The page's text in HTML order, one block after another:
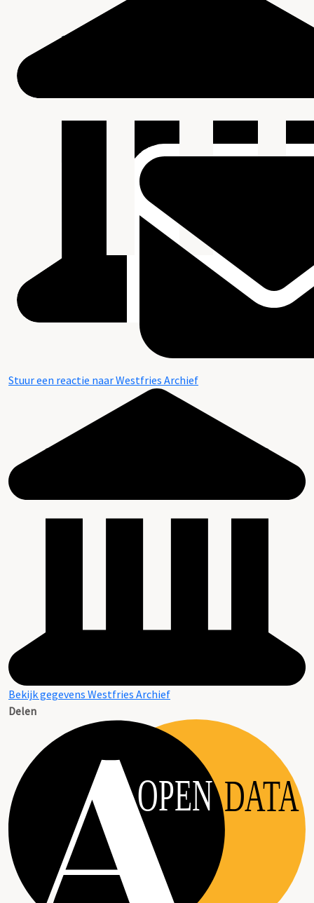
Stuur een reactie naar Westfries Archief
Bekijk gegevens Westfries Archief
Delen
OPEN DATA